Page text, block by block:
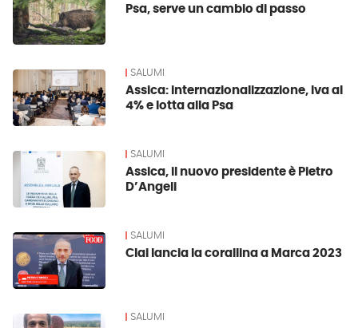
Psa, serve un cambio di passo
SALUMI
Assica: internazionalizzazione, Iva al
4% e lotta alla Psa
SALUMI
Assica, il nuovo presidente è Pietro
D’Angeli
SALUMI
Clai lancia la corallina a Marca 2023
SALUMI